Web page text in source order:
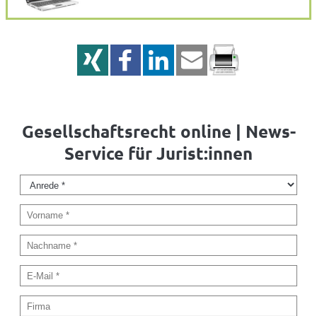
Gesellschaftsrecht online | News-
Service für Jurist:innen